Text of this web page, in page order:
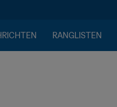
RANGLISTEN